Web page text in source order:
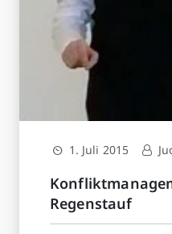
1. Juli 2015
Regenstauf